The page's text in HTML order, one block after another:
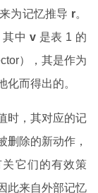
为记忆推导 r。
其中v 是表 1 的
），其是作为
而得出的。
时，其对应的记
删除的新动作，
它们的有效策
此来自外部记忆